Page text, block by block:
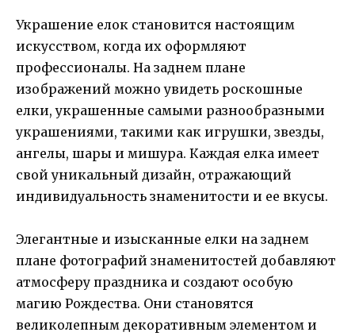
Украшение елок становится настоящим
искусством, когда их оформляют
профессионалы. На заднем плане
изображений можно увидеть роскошные
елки, украшенные самыми разнообразными
украшениями, такими как игрушки, звезды,
ангелы, шары и мишура. Каждая елка имеет
свой уникальный дизайн, отражающий
индивидуальность знаменитости и ее вкусы.
Элегантные и изысканные елки на заднем
плане фотографий знаменитостей добавляют
атмосферу праздника и создают особую
магию Рождества. Они становятся
великолепным декоративным элементом и